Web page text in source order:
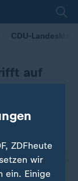
CDU-
auf
ZDFheute
wir
ein. Einige